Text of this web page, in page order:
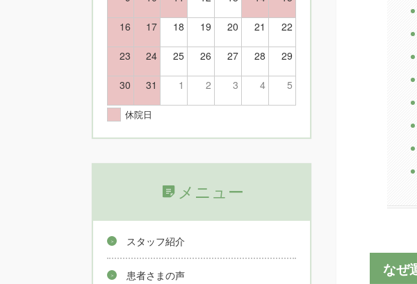
なぜ
16 17 18 19 20 21 22
23 24 25 26 27 28 29
30 31 1 2 3 4 5
休院日
メニュー
スタッフ紹介
患者さまの声